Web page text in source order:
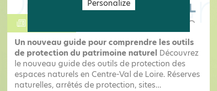
Un nouveau guide pour comprendre les outils
de protection du patrimoine naturel Découvrez
le nouveau guide des outils de protection des
espaces naturels en Centre-Val de Loire. Réserves
naturelles, arrêtés de protection, sites...
Personalize